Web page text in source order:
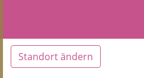
Standort ändern